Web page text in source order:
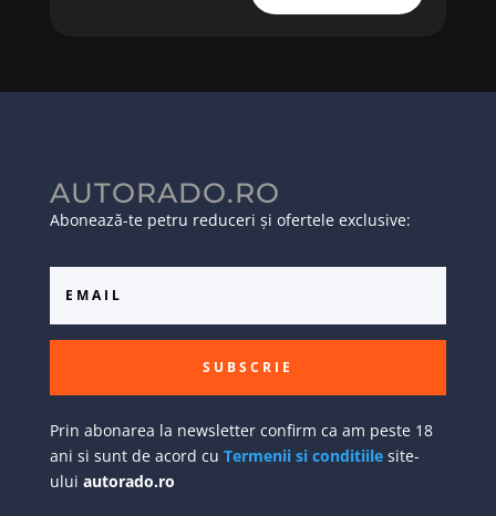
AUTORADO.RO
Abonează-te petru reduceri și ofertele exclusive:
SUBSCRIE
Prin abonarea la newsletter confirm ca am peste 18
ani si sunt de acord cu Termenii si conditiilesite-
ului autorado.ro